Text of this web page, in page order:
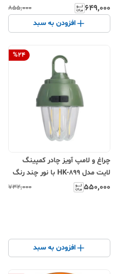
قابلیت شارژ دوگانه
(خورشیدی/USB)
۶۴۹٬۰۰۰ ۸۵۵٬۰۰۰
افزودن به سبد
%24
چراغ و لامپ آویز چادر کمپینگ
لایت مدل HK-899 با نور چند رنگ
۵۵۰٬۰۰۰ ۷۳۲٬۰۰۰
افزودن به سبد